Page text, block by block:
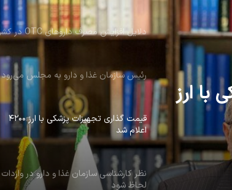
با ارز
در
رئیس سازمان غذا و دارو به مجلس می‌رود
قیمت گذاری تجهیزات پزشکی با ارز ۴۲۰۰
اعلام شد
نظر کارشناسی سازمان غذا و دارو در واردات
لحاظ شود
پشت پرده اصرار پلتفرم‌ها برای عقد قرارداد با